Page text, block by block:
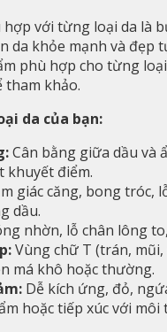
với từng loại da là
da khỏe mạnh và đẹp
phù hợp cho từng
tham khảo.
da của bạn:
Cân bằng giữa dầu và
khuyết điểm.
giác căng, bong tróc,
dầu.
nhờn, lỗ chân lông
Vùng chữ T (trán,
má khô hoặc thường.
Dễ kích ứng, đỏ,
hoặc tiếp xúc với môi